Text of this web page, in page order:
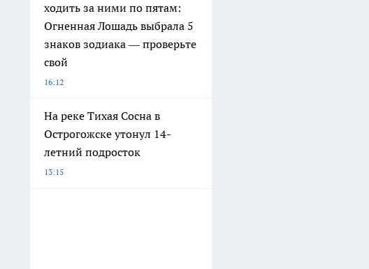
ходить за ними по пятам:
Огненная Лошадь выбрала 5
знаков зодиака — проверьте
свой
16:12
На реке Тихая Сосна в
Острогожске утонул 14-
летний подросток
13:15